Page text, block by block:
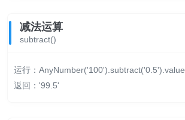
减法运算
subtract()
运行：AnyNumber('100').subtract('0.5').value
返回：'99.5'